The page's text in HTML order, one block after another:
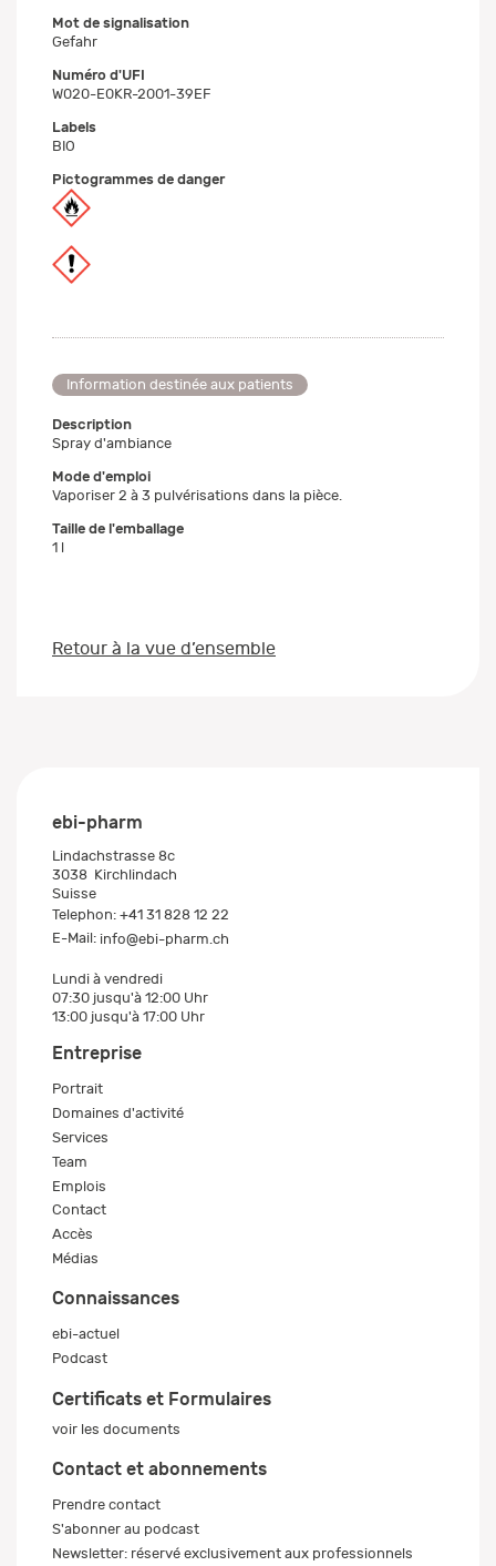
Mot de signalisation
Gefahr
Numéro d'UFI
W020-E0KR-2001-39EF
Labels
BIO
Pictogrammes de danger
Information destinée aux patients
Description
Spray d'ambiance
Mode d'emploi
Vaporiser 2 à 3 pulvérisations dans la pièce.
Taille de l'emballage
1 l
Retour à la vue d’ensemble
ebi-pharm
Lindachstrasse 8c
3038 Kirchlindach
Suisse
Telephon: +41 31 828 12 22
E-Mail: info@ebi-pharm.ch
Lundi à vendredi
07:30 jusqu'à 12:00 Uhr
13:00 jusqu'à 17:00 Uhr
Entreprise
Portrait
Domaines d'activité
Services
Team
Emplois
Contact
Accès
Médias
Connaissances
ebi-actuel
Podcast
Certificats et Formulaires
voir les documents
Contact et abonnements
Prendre contact
S'abonner au podcast
Newsletter: réservé exclusivement aux professionnels